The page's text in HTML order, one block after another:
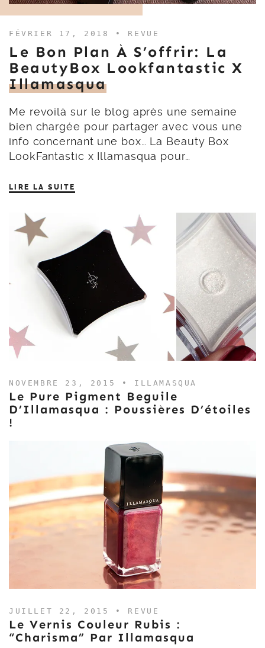
FÉVRIER 17, 2018 • REVUE
Le Bon Plan À S’offrir: La
BeautyBox Lookfantastic X
Illamasqua
Me revoilà sur le blog après une semaine
bien chargée pour partager avec vous une
info concernant une box… La Beauty Box
LookFantastic x Illamasqua pour…
LIRE LA SUITE
NOVEMBRE 23, 2015 • ILLAMASQUA
Le Pure Pigment Beguile
D’Illamasqua : Poussières D’étoiles
!
JUILLET 22, 2015 • REVUE
Le Vernis Couleur Rubis :
“Charisma” Par Illamasqua